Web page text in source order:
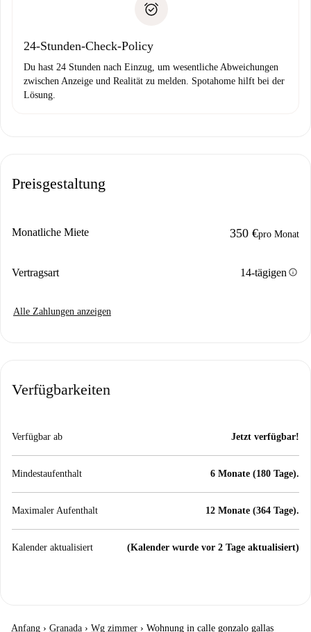
24-Stunden-Check-Policy
Du hast 24 Stunden nach Einzug, um wesentliche Abweichungen
zwischen Anzeige und Realität zu melden. Spotahome hilft bei der
Lösung.
Preisgestaltung
Monatliche Miete 350 €pro Monat
Vertragsart 14-tägigeninfo
Alle Zahlungen anzeigen
Verfügbarkeiten
Verfügbar ab Jetzt verfügbar!
Mindestaufenthalt 6 Monate (180 Tage).
Maximaler Aufenthalt 12 Monate (364 Tage).
Kalender aktualisiert (Kalender wurde vor 2 Tage aktualisiert)
Anfang › Granada › Wg zimmer › Wohnung in calle gonzalo gallas